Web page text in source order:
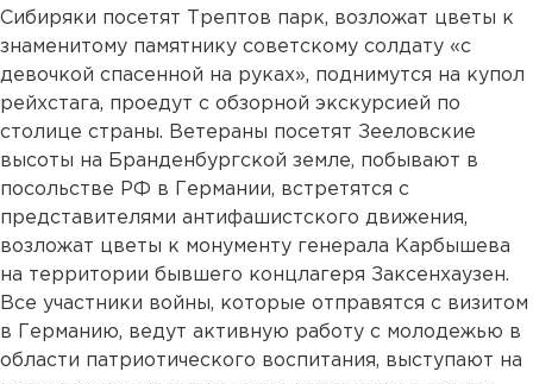
Сибиряки посетят Трептов парк, возложат цветы к
знаменитому памятнику советскому солдату «с
девочкой спасенной на руках», поднимутся на купол
рейхстага, проедут с обзорной экскурсией по
столице страны. Ветераны посетят Зееловские
высоты на Бранденбургской земле, побывают в
посольстве РФ в Германии, встретятся с
представителями антифашистского движения,
возложат цветы к монументу генерала Карбышева
на территории бывшего концлагеря Заксенхаузен.
Все участники войны, которые отправятся с визитом
в Германию, ведут активную работу с молодежью в
области патриотического воспитания, выступают на